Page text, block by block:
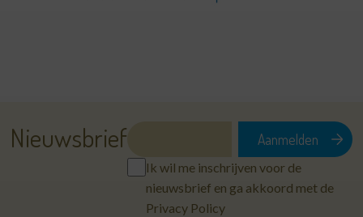
Nieuwsbrief
Ik wil me inschrijven voor de
nieuwsbrief en ga akkoord met de
Privacy Policy